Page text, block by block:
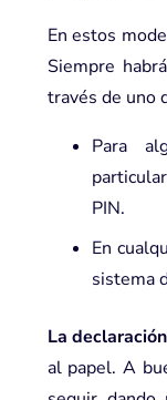
En estos
Siempre
través de uno
Para
PIN.
En
sistema
La
al papel. A